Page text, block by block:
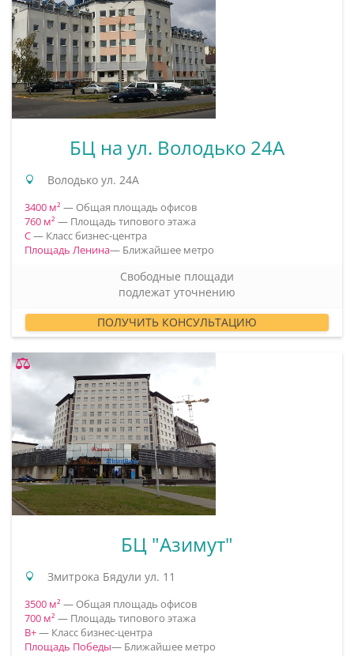
БЦ на ул. Володько 24А
Володько ул. 24А
3400 м² — Общая площадь офисов
760 м² — Площадь типового этажа
C— Класс бизнес-центра
Площадь Ленина— Ближайшее метро
Свободные площади
подлежат уточнению
ПОЛУЧИТЬ КОНСУЛЬТАЦИЮ
БЦ "Азимут"
Змитрока Бядули ул. 11
3500 м² — Общая площадь офисов
700 м² — Площадь типового этажа
B+— Класс бизнес-центра
Площадь Победы— Ближайшее метро
Для обеспечения удобства пользователей сайта
используются cookies
Принять
Отклонить